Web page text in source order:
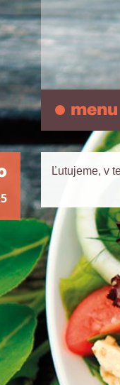
menu
Ľutujeme, v